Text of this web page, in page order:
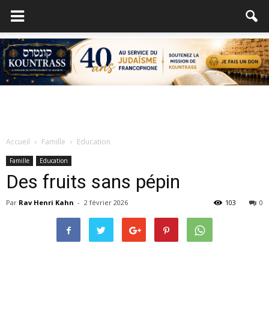
Accueil Famille Education
Famille Education
Des fruits sans pépin
Par Rav Henri Kahn - 2 février 2026 0
103